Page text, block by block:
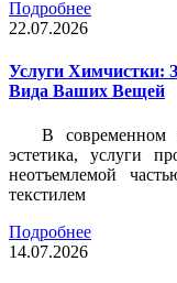
Подробнее
22.07.2026
Услуги Химчистки:
Вида Ваших Вещей
В современном
эстетика, услуги
неотъемлемой
текстилем
Подробнее
14.07.2026